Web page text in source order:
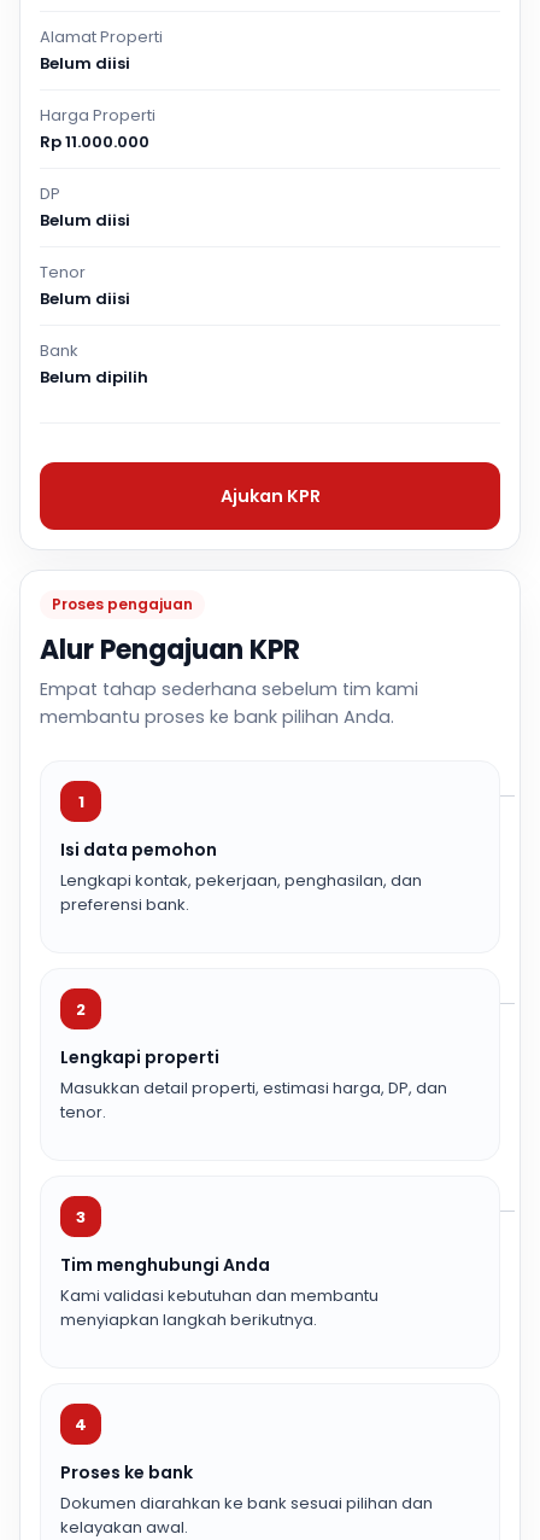
Proses pengajuan
Alur Pengajuan KPR
Empat tahap sederhana sebelum tim kami
membantu proses ke bank pilihan Anda.
1
Isi data pemohon
Lengkapi kontak, pekerjaan, penghasilan, dan
preferensi bank.
2
Lengkapi properti
Masukkan detail properti, estimasi harga, DP, dan
tenor.
3
Tim menghubungi Anda
Kami validasi kebutuhan dan membantu
menyiapkan langkah berikutnya.
4
Proses ke bank
Dokumen diarahkan ke bank sesuai pilihan dan
kelayakan awal.
Alamat Properti
Belum diisi
Harga Properti
Rp 11.000.000
DP
Belum diisi
Tenor
Belum diisi
Bank
Belum dipilih
Ajukan KPR